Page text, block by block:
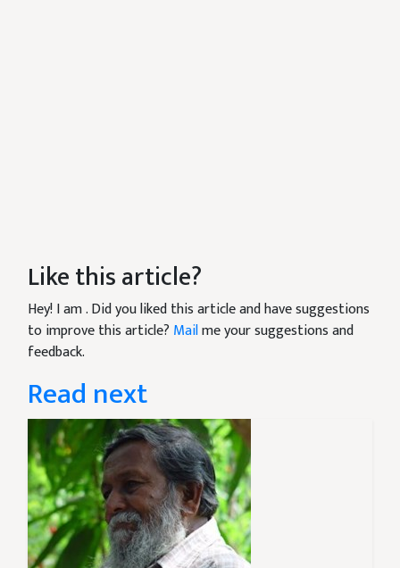
Like this article?
Hey! I am. Did you liked this article and have suggestions
to improve this article? Mailme your suggestions and
feedback.
Read next